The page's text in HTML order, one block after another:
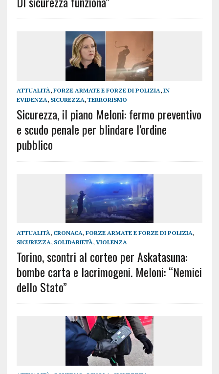
ATTUALITÀ, FORZE ARMATE E FORZE DI POLIZIA, IN
EVIDENZA, SICUREZZA, TERRORISMO
Sicurezza, il piano Meloni: fermo preventivo
e scudo penale per blindare l’ordine
pubblico
ATTUALITÀ, CRONACA, FORZE ARMATE E FORZE DI POLIZIA,
SICUREZZA, SOLIDARIETÀ, VIOLENZA
Torino, scontri al corteo per Askatasuna:
bombe carta e lacrimogeni. Meloni: “Nemici
dello Stato”